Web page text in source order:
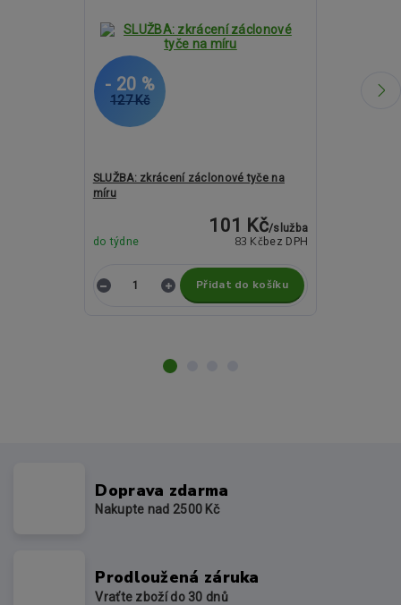
127 Kč
- 20 %
SLUŽBA: zkrácení záclonové tyče na
míru
101 Kč/služba
83 Kč bez DPH
do týdne
Přidat do košíku
2 057 Kč
- 6 %
Doprava zdarma
Nakupte nad 2500 Kč
Prodloužená záruka
Vraťte zboží do 30 dnů